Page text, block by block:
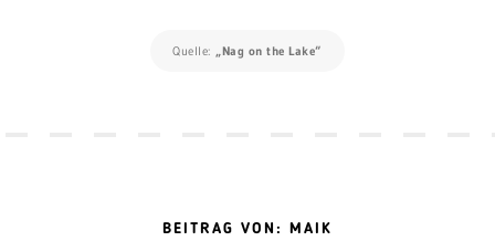
Quelle: „Nag on the Lake“
BEITRAG VON: MAIK